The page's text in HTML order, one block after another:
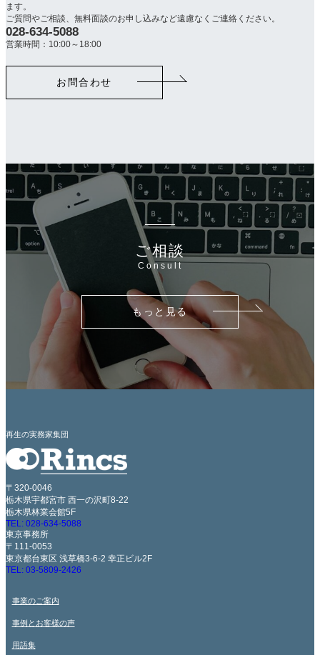
ます。
ご質問やご相談、無料面談のお申し込みなど遠慮なくご連絡ください。
カ
ラ
ク
028-634-5088
営業時間：10:00～18:00
お問合わせ
ご相談
Consult
もっと見る
再生の実務家集団
〒320-0046
栃木県宇都宮市 西一の沢町8-22
栃木県林業会館5F
TEL: 028-634-5088
東京事務所
〒111-0053
東京都台東区 浅草橋3-6-2 幸正ビル2F
TEL: 03-5809-2426
事業のご案内
事例とお客様の声
用語集